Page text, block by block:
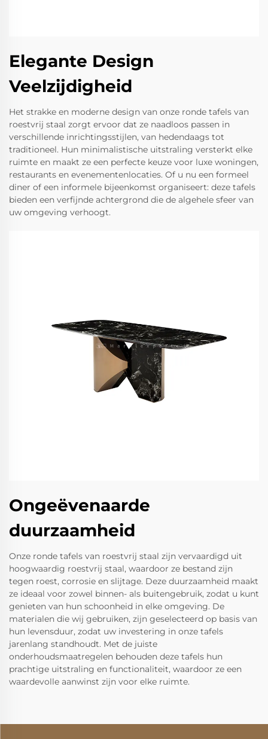
Elegante Design
Veelzijdigheid
Het strakke en moderne design van onze ronde tafels van
roestvrij staal zorgt ervoor dat ze naadloos passen in
verschillende inrichtingsstijlen, van hedendaags tot
traditioneel. Hun minimalistische uitstraling versterkt elke
ruimte en maakt ze een perfecte keuze voor luxe woningen,
restaurants en evenementenlocaties. Of u nu een formeel
diner of een informele bijeenkomst organiseert: deze tafels
bieden een verfijnde achtergrond die de algehele sfeer van
uw omgeving verhoogt.
Ongeëvenaarde
duurzaamheid
Onze ronde tafels van roestvrij staal zijn vervaardigd uit
hoogwaardig roestvrij staal, waardoor ze bestand zijn
tegen roest, corrosie en slijtage. Deze duurzaamheid maakt
ze ideaal voor zowel binnen- als buitengebruik, zodat u kunt
genieten van hun schoonheid in elke omgeving. De
materialen die wij gebruiken, zijn geselecteerd op basis van
hun levensduur, zodat uw investering in onze tafels
jarenlang standhoudt. Met de juiste
onderhoudsmaatregelen behouden deze tafels hun
prachtige uitstraling en functionaliteit, waardoor ze een
waardevolle aanwinst zijn voor elke ruimte.